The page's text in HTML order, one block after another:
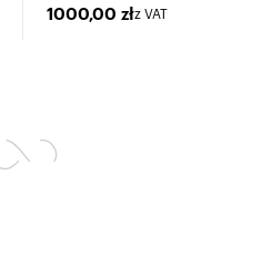
1000,00 złz VAT